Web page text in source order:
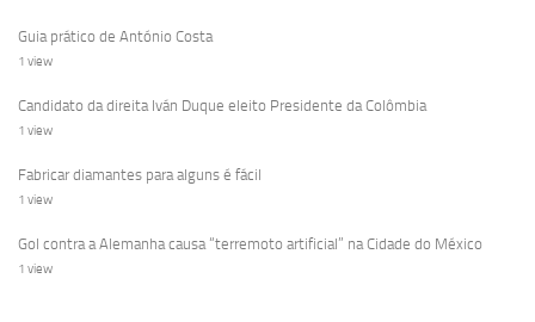
Guia prático de António Costa
1 view
Candidato da direita Iván Duque eleito Presidente da Colômbia
1 view
Fabricar diamantes para alguns é fácil
1 view
Gol contra a Alemanha causa “terremoto artificial” na Cidade do México
1 view